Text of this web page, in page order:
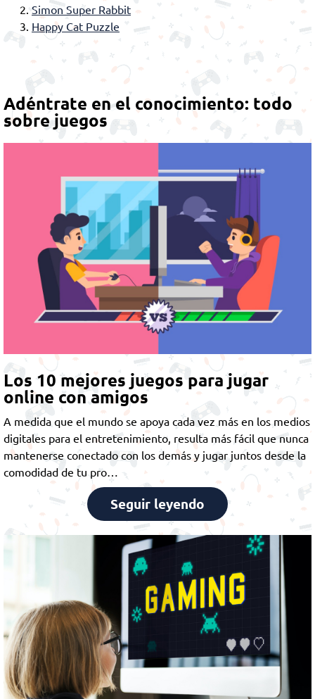
Simon Super Rabbit
Happy Cat Puzzle
Adéntrate en el conocimiento: todo
sobre juegos
Los 10 mejores juegos para jugar
online con amigos
A medida que el mundo se apoya cada vez más en los medios
digitales para el entretenimiento, resulta más fácil que nunca
mantenerse conectado con los demás y jugar juntos desde la
comodidad de tu pro…
Seguir leyendo